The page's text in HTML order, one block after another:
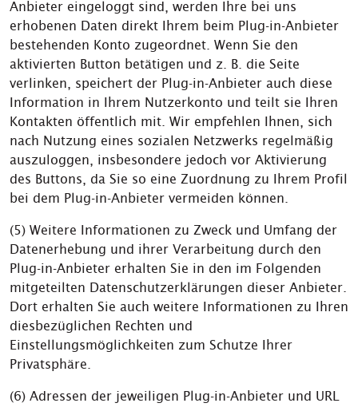
Anbieter eingeloggt sind, werden Ihre bei uns
erhobenen Daten direkt Ihrem beim Plug-in-Anbieter
bestehenden Konto zugeordnet. Wenn Sie den
aktivierten Button betätigen und z. B. die Seite
verlinken, speichert der Plug-in-Anbieter auch diese
Information in Ihrem Nutzerkonto und teilt sie Ihren
Kontakten öffentlich mit. Wir empfehlen Ihnen, sich
nach Nutzung eines sozialen Netzwerks regelmäßig
auszuloggen, insbesondere jedoch vor Aktivierung
des Buttons, da Sie so eine Zuordnung zu Ihrem Profil
bei dem Plug-in-Anbieter vermeiden können.
(5) Weitere Informationen zu Zweck und Umfang der
Datenerhebung und ihrer Verarbeitung durch den
Plug-in-Anbieter erhalten Sie in den im Folgenden
mitgeteilten Datenschutzerklärungen dieser Anbieter.
Dort erhalten Sie auch weitere Informationen zu Ihren
diesbezüglichen Rechten und
Einstellungsmöglichkeiten zum Schutze Ihrer
Privatsphäre.
(6) Adressen der jeweiligen Plug-in-Anbieter und URL